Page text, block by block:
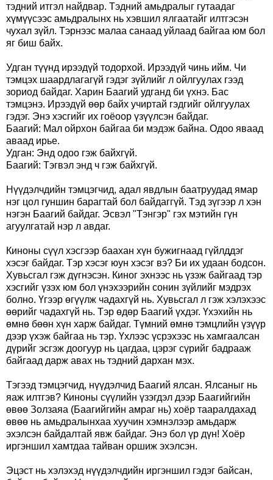
тэдний итгэл найдвар. Тэдний амьдралыг гутаадаг
хүмүүсээс амьдралынх нь хэвшил ялгаатайг илтгэсэн
чухал зүйл. Тэрнээс малаа санаад уйлаад байгаа юм бол
яг биш байх.
Удган түүнд ирээдүй тодорхой. Ирээдүй чинь ийм. Чи
тэмцэх шаардлагагүй гэдэг зүйлийг л ойлгуулах гээд
зориод байдаг. Харин Баагий удганд би үхнэ. Бас
тэмцэнэ. Ирээдүй өөр байх учиртай гэдгийг ойлгуулах
гэдэг. Энэ хэсгийг их гоёоор үзүүлсэн байдаг.
Баагий: Мал ойрхон байгаа би мэдэж байна. Одоо яваад
аваад ирье.
Удган: Энд одоо гэж байхгүй.
Баагий: Тэгвэл энд ч гэж байхгүй.
Нүүдэлчдийн тэмцэгчид, адал явдлын баатруудад ямар
нэг цол гуншин барагтай бол байдаггүй. Тэд зүгээр л хэн
нэгэн Баагий байдаг. Эсвэл "Тэнгэр" гэх мэтийн гүн
агуулгатай нэр л авдаг.
Киноны сүүл хэсгээр баахан хүн бужигнаад гүйлддэг
хэсэг байдаг. Тэр хэсэг юун хэсэг вэ? Би их удаан бодсон.
Хувьсгал гэж дүгнэсэн. Киног эхнээс нь үзэж байгаад тэр
хэсгийг үзэх юм бол үнэхээрийн сонин зүйлийг мэдрэх
болно. Үгээр өгүүлж чадахгүй нь. Хувьсгал л гэж хэлэхээс
өөрийг чадахгүй нь. Тэр өдөр Баагий үхдэг. Үхэхийн нь
өмнө бөөн хүн харж байдаг. Түмний өмнө тэмцлийн үзүүр
дээр үхэж байгаа нь тэр. Үхлээс үсрэхээс нь хамгаалсан
дүрийг эсгэж доогуур нь цагдаа, цэрэг сүрийг бадрааж
байгаад дарж авах нь тэдний дархан мэх.
Тэгээд тэмцэгчид, нүүдэлчид Баагий ялсан. Ялсаныг нь
яаж илтгэв? Киноны сүүлийн үзэгдэл дээр Баагийгийн
өвөө Золзаяа (Баагийгийн амраг нь) хоёр тааралдахад
өвөө нь амьдралынхаа хуучин хэмнэлээр амьдарж
эхэлсэн байдалтай явж байдаг. Энэ бол үр дүн! Хоёр
иргэншил хамтдаа тайван оршиж эхэлсэн.
Эцэст нь хэлэхэд нүүдэлчдийн иргэншил гэдэг байсан,